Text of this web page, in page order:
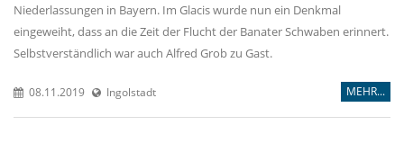
Niederlassungen in Bayern. Im Glacis wurde nun ein Denkmal
eingeweiht, dass an die Zeit der Flucht der Banater Schwaben erinnert.
Selbstverständlich war auch Alfred Grob zu Gast.
08.11.2019 Ingolstadt MEHR...